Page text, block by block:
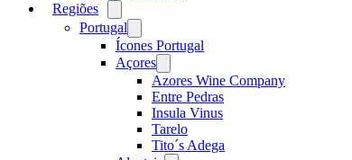
Regiões
menu
Portugal
menu
Ícones Portugal
Açores
menu
Azores Wine Company
Entre Pedras
Insula Vinus
Tarelo
Tito´s Adega